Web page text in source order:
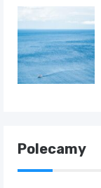
Polecamy